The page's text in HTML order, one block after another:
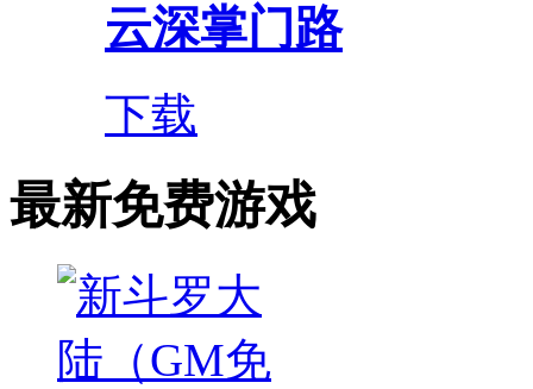
云深掌门路
下载
最新免费游戏